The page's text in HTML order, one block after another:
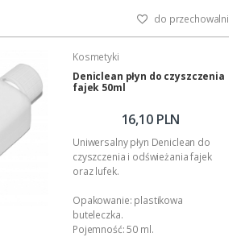
do przechowalni
Kosmetyki
Deniclean płyn do czyszczenia
fajek 50ml
16,10 PLN
Uniwersalny płyn Deniclean do
czyszczenia i odświeżania fajek
oraz lufek.
Opakowanie: plastikowa
buteleczka.
Pojemność: 50 ml.